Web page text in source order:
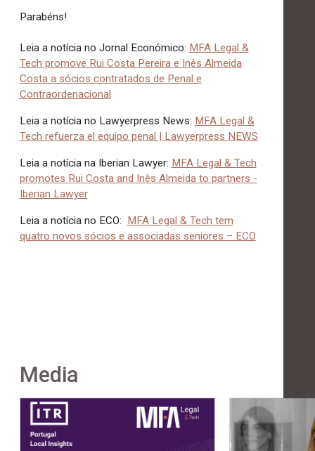
Parabéns!
Leia a notícia no Jornal Económico: MFA Legal &
Tech promove Rui Costa Pereira e Inês Almeida
Costa a sócios contratados de Penal e
Contraordenacional
Leia a notícia no Lawyerpress News: MFA Legal &
Tech refuerza el equipo penal | Lawyerpress NEWS
Leia a notícia na Iberian Lawyer: MFA Legal & Tech
promotes Rui Costa and Inês Almeida to partners -
Iberian Lawyer
Leia a notícia no ECO: MFA Legal & Tech tem
quatro novos sócios e associadas seniores – ECO
Media